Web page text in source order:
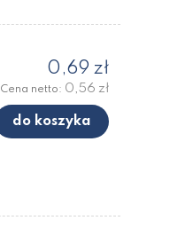
0,69 zł
Cena netto: 0,56 zł
do koszyka